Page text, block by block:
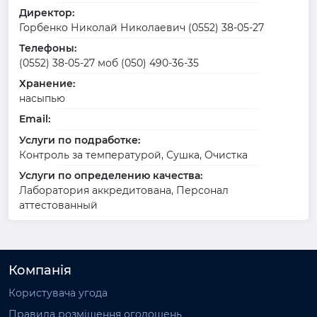
Директор:
Горбенко Николай Николаевич (0552) 38-05-27
Телефоны:
(0552) 38-05-27 моб (050) 490-36-35
Хранение:
насыпью
Email:
Услуги по подработке:
Контроль за температурой, Сушка, Очистка
Услуги по определению качества:
Лаборатория аккредитована, Персонал
аттестованный
Компанія
Користувача угода
Правила розміщення оголошень